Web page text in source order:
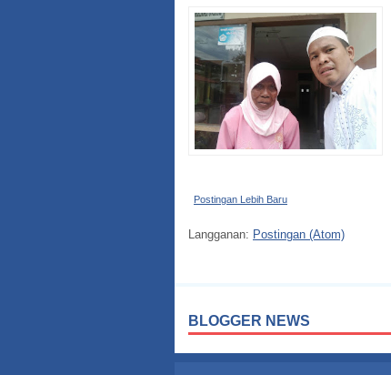
Postingan Lebih Baru
Langganan: Postingan (Atom)
BLOGGER NEWS